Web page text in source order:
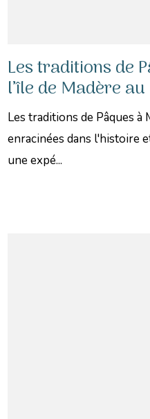
Les traditions de
l’île de Madère
Les traditions de Pâques
enracinées dans l'histoire
une expé...